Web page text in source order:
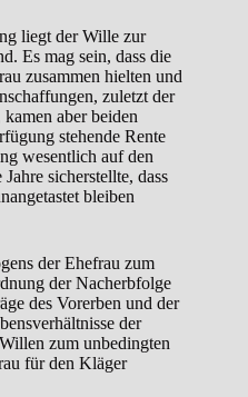
liegt der Wille zur
Es mag sein, dass die
zusammen hielten und
zuletzt der
aber beiden
stehende Rente
wesentlich auf den
sicherstellte, dass
bleiben
der Ehefrau zum
der Nacherbfolge
des Vorerben und der
der
zum unbedingten
für den Kläger